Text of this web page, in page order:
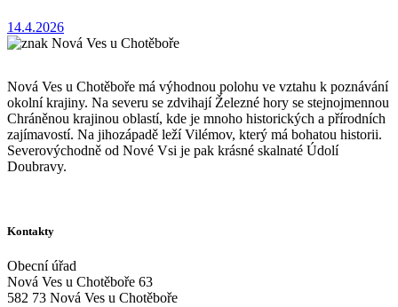
14.4.2026
Nová Ves u Chotěboře má výhodnou polohu ve vztahu k poznávání
okolní krajiny. Na severu se zdvihají Železné hory se stejnojmennou
Chráněnou krajinou oblastí, kde je mnoho historických a přírodních
zajímavostí. Na jihozápadě leží Vilémov, který má bohatou historii.
Severovýchodně od Nové Vsi je pak krásné skalnaté Údolí
Doubravy.
Kontakty
Obecní úřad
Nová Ves u Chotěboře 63
582 73 Nová Ves u Chotěboře